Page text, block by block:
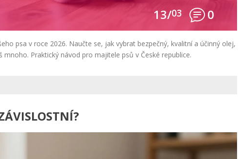
13/03 0
psa v roce 2026. Naučte se, jak vybrat bezpečný, kvalitní a účinný olej,
Praktický návod pro majitele psů v České republice.